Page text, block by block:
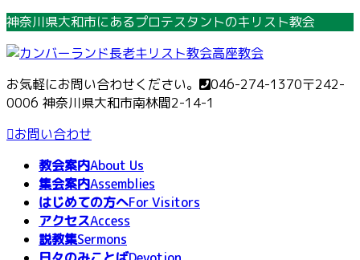
コ
テ
ン
ツ
へ
ス
ナ
ゲ
ー
シ
ョ
ン
神奈川県大和市にあるプロテスタントのキリスト教会
お気軽にお問い合わせください。 046-274-1370〒242-
0006 神奈川県大和市南林間2-14-1
お問い合わせ
教会案内About Us
集会案内Assemblies
はじめての方へFor Visitors
アクセスAccess
説教集Sermons